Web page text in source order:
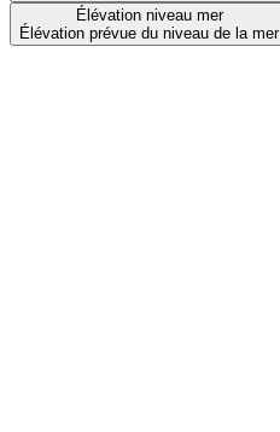
Élévation niveau mer
Élévation prévue du niveau de la mer